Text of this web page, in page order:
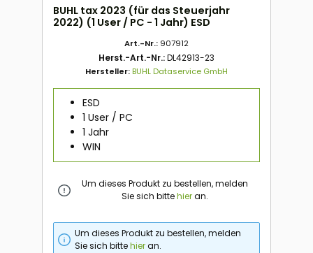
BUHL tax 2023 (für das Steuerjahr
2022) (1 User / PC - 1 Jahr) ESD
Art.-Nr.: 907912
Herst.-Art.-Nr.:DL42913-23
Hersteller:BUHL Dataservice GmbH
ESD
1 User / PC
1 Jahr
WIN
Um dieses Produkt zu bestellen, melden
Sie sich bittehieran.
Um dieses Produkt zu bestellen, melden
Sie sich bittehieran.